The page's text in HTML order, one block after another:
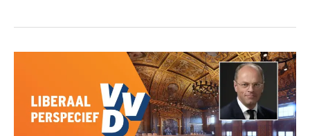
Anthonie